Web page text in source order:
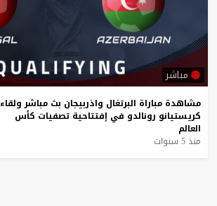
مباشر
مشاهدة مباراة البرتغال واذربيجان بث مباشر ولقاء
كريستيانو رونالدو في إفتتاحية تصفيات كأس
العالم
منذ 5 سنوات